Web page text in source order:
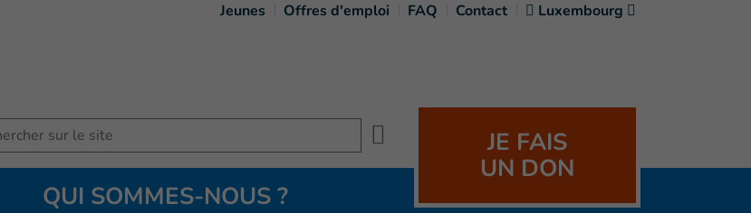
Jeunes Offres d'emploi FAQ Contact Luxembourg
JE FAIS
UN DON
QUI SOMMES-NOUS ?